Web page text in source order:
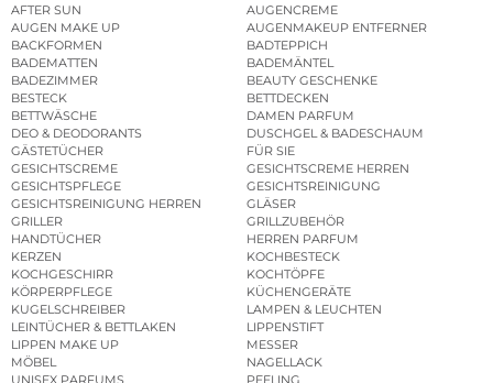
AFTER SUN
AUGENCREME
AUGEN MAKE UP
AUGENMAKEUP ENTFERNER
BACKFORMEN
BADTEPPICH
BADEMATTEN
BADEMÄNTEL
BADEZIMMER
BEAUTY GESCHENKE
BESTECK
BETTDECKEN
BETTWÄSCHE
DAMEN PARFUM
DEO & DEODORANTS
DUSCHGEL & BADESCHAUM
GÄSTETÜCHER
FÜR SIE
GESICHTSCREME
GESICHTSCREME HERREN
GESICHTSPFLEGE
GESICHTSREINIGUNG
GESICHTSREINIGUNG HERREN
GLÄSER
GRILLER
GRILLZUBEHÖR
HANDTÜCHER
HERREN PARFUM
KERZEN
KOCHBESTECK
KOCHGESCHIRR
KOCHTÖPFE
KÖRPERPFLEGE
KÜCHENGERÄTE
KUGELSCHREIBER
LAMPEN & LEUCHTEN
LEINTÜCHER & BETTLAKEN
LIPPENSTIFT
LIPPEN MAKE UP
MESSER
MÖBEL
NAGELLACK
UNISEX PARFUMS
PEELING